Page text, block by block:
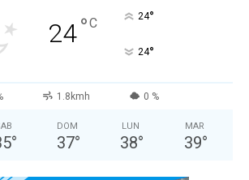
24°C 24°
24°
1.8kmh 0 %
°
DOM
37°
LUN
38°
MAR
39°